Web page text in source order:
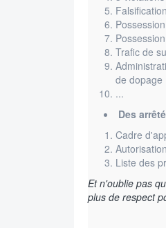
Trafic de
de dopage
...
Des
Cadre
Liste des
Et n'oublie pas
plus de respect